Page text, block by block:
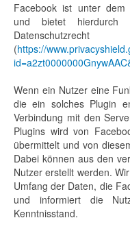
Facebook ist unter dem
und bietet hierdurch
(https://
Wenn ein Nutzer eine
die ein solches Plugin
Verbindung mit den
Plugins wird von
übermittelt und von
Dabei können aus den
Nutzer erstellt werden.
Umfang der Daten, die
und informiert die
Kenntnisstand.